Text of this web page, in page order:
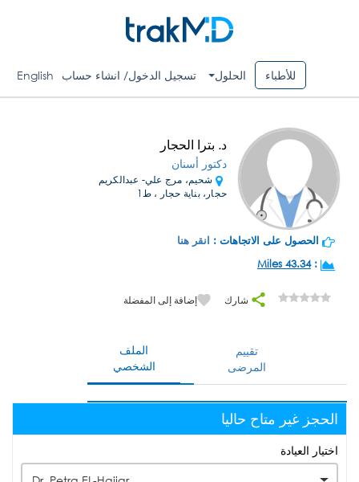
للأطباء الحلول تسجيل الدخول/ انشاء حساب English
د. بترا الحجار
دكتور أسنان
شحيم، مرج علي- عبدالكريم
حجار، بناية حجار ، ط1
الحصول على الاتجاهات : انقر هنا
:
43.34 Miles
شارك إضافة إلى المفضلة
الملف
الشخصي
تقييم
المرضى
الحجز غير متاح حاليا
اختيار العيادة